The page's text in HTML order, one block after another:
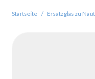
Startseite / Ersatzglas zu